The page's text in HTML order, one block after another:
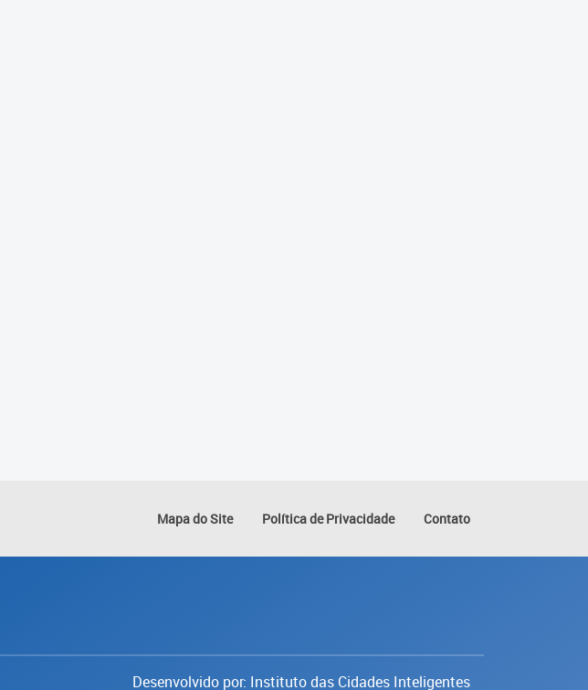
Mapa do Site Política de Privacidade Contato
Desenvolvido por: Instituto das Cidades Inteligentes